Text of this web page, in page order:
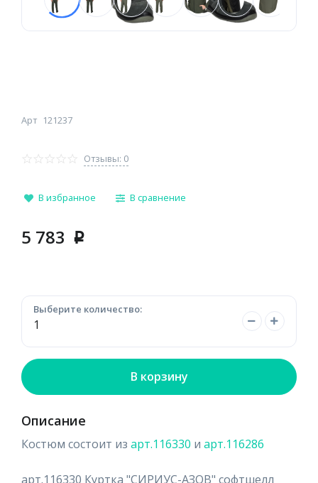
Арт 121237
Отзывы: 0
В избранное В сравнение
5 783 p
Выберите количество:
В корзину
Описание
Костюм состоит из арт.116330 и арт.116286
арт.116330 Куртка "СИРИУС-АЗОВ" софтшелл